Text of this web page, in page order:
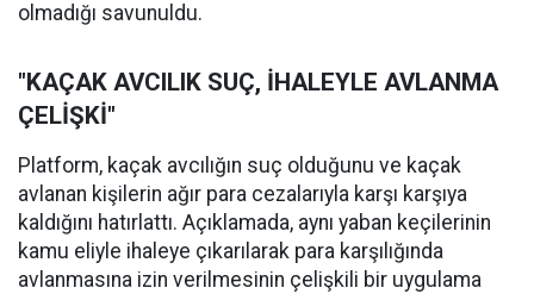
olmadığı savunuldu.
"KAÇAK AVCILIK SUÇ, İHALEYLE AVLANMA
ÇELİŞKİ"
Platform, kaçak avcılığın suç olduğunu ve kaçak
avlanan kişilerin ağır para cezalarıyla karşı karşıya
kaldığını hatırlattı. Açıklamada, aynı yaban keçilerinin
kamu eliyle ihaleye çıkarılarak para karşılığında
avlanmasına izin verilmesinin çelişkili bir uygulama